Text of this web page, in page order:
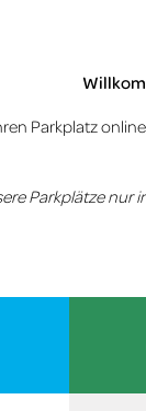
Parkplatz
Parkplätze